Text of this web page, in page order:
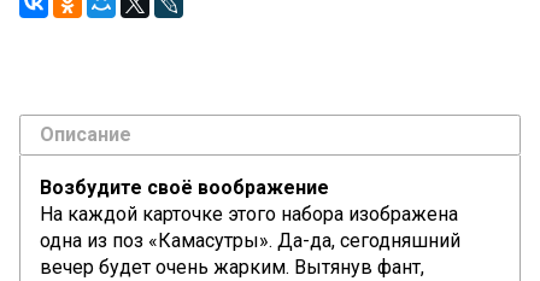
Описание
Возбудите своё воображение
На каждой карточке этого набора изображена
одна из поз «Камасутры». Да-да, сегодняшний
вечер будет очень жарким. Вытянув фант,